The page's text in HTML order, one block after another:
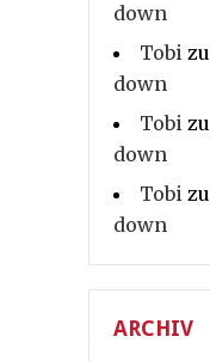
down
Tobi zu
down
Tobi zu
down
Tobi zu
down
ARCHIV